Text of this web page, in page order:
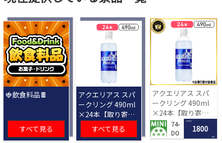
🍓飲食料品🍫
すべて見る
アクエリアス スパ
ークリング 490ml
×24本【取り寄せ
入荷後次第発送】
すべて見る
アクエリアス スパ
ークリング 490ml
×24本【取り寄せ
入荷後次第発送】
74-
DO
1 PLAY
1800
LRC